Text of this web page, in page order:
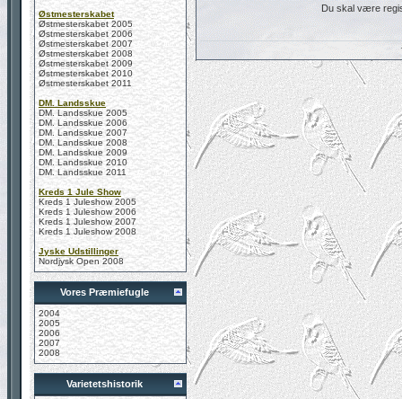
Østmesterskabet
Østmesterskabet 2005
Østmesterskabet 2006
Østmesterskabet 2007
Østmesterskabet 2008
Østmesterskabet 2009
Østmesterskabet 2010
Østmesterskabet 2011
DM. Landsskue
DM. Landsskue 2005
DM. Landsskue 2006
DM. Landsskue 2007
DM. Landsskue 2008
DM. Landsskue 2009
DM. Landsskue 2010
DM. Landsskue 2011
Kreds 1 Jule Show
Kreds 1 Juleshow 2005
Kreds 1 Juleshow 2006
Kreds 1 Juleshow 2007
Kreds 1 Juleshow 2008
Jyske Udstillinger
Nordjysk Open 2008
Vores Præmiefugle
2004
2005
2006
2007
2008
Varietetshistorik
Du skal være